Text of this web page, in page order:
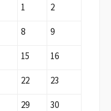
1
2
8 9
15 16
22 23
29 30